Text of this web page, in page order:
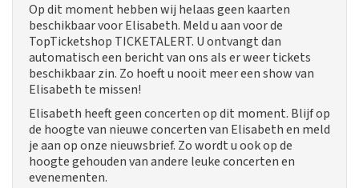
Op dit moment hebben wij helaas geen kaarten
beschikbaar voor Elisabeth. Meld u aan voor de
TopTicketshop TICKETALERT. U ontvangt dan
automatisch een bericht van ons als er weer tickets
beschikbaar zin. Zo hoeft u nooit meer een show van
Elisabeth te missen!
Elisabeth heeft geen concerten op dit moment. Blijf op
de hoogte van nieuwe concerten van Elisabeth en meld
je aan op onze nieuwsbrief. Zo wordt u ook op de
hoogte gehouden van andere leuke concerten en
evenementen.